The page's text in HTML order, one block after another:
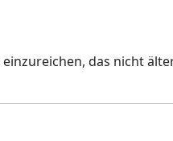
das nicht